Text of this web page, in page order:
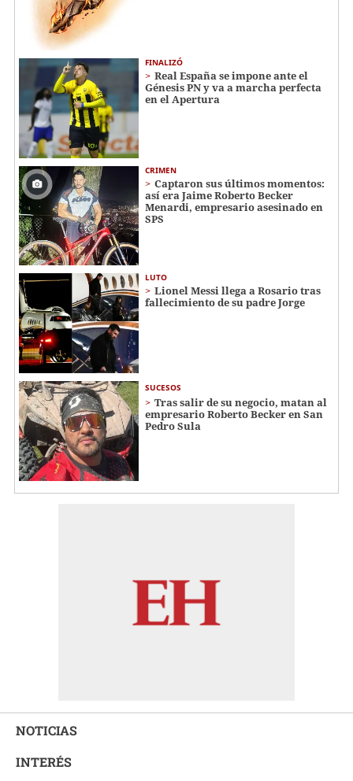
FINALIZÓ
Real España se impone ante el
Génesis PN y va a marcha perfecta
en el Apertura
CRIMEN
Captaron sus últimos momentos:
así era Jaime Roberto Becker
Menardi​​​, empresario asesinado en
SPS
LUTO
Lionel Messi llega a Rosario tras
fallecimiento de su padre Jorge
SUCESOS
Tras salir de su negocio, matan al
empresario Roberto Becker en San
Pedro Sula
NOTICIAS
INTERÉS